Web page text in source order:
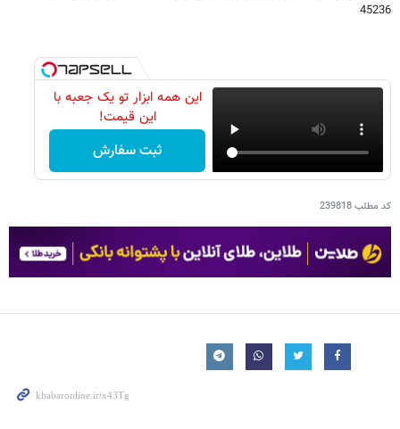
45236
این همه ابزار تو یک جعبه با
این قیمت!
ثبت سفارش
کد مطلب239818